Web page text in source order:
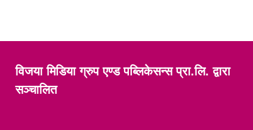
विजया मिडिया ग्रुप एण्ड पब्लिकेसन्स प्रा.लि. द्वारा
सञ्चालित